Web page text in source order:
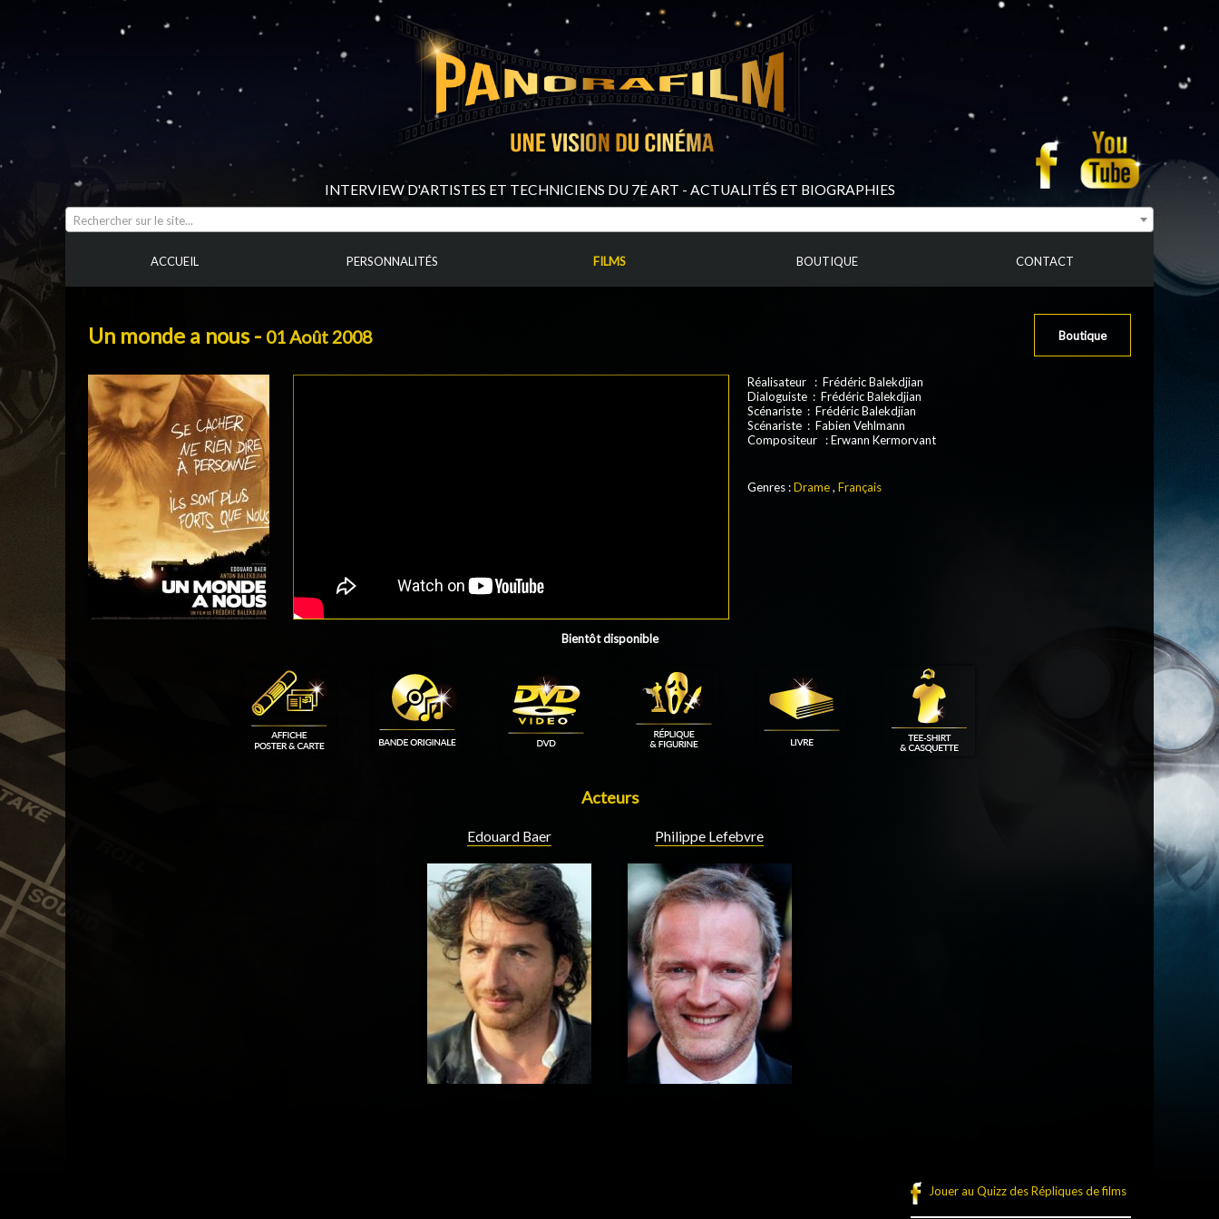
INTERVIEW D'ARTISTES ET TECHNICIENS DU 7E ART - ACTUALITÉS ET BIOGRAPHIES
Rechercher sur le site...
ACCUEIL PERSONNALITÉS FILMS BOUTIQUE CONTACT
Un monde a nous - 01 Août 2008 Boutique
Réalisateur : Frédéric Balekdjian
Dialoguiste : Frédéric Balekdjian
Scénariste : Frédéric Balekdjian
Scénariste : Fabien Vehlmann
Compositeur : Erwann Kermorvant
Genres :Drame, Français
Bientôt disponible
Acteurs
Edouard Baer Philippe Lefebvre
Jouer au Quizz des Répliques de films